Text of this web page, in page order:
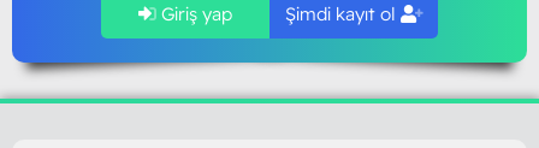
Giriş yap Şimdi kayıt ol